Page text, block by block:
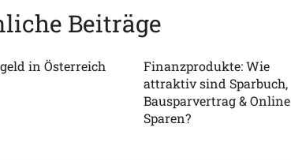
Beiträge
in Österreich
Finanzprodukte: Wie
attraktiv sind Sparbuch,
Bausparvertrag & Online
Sparen?